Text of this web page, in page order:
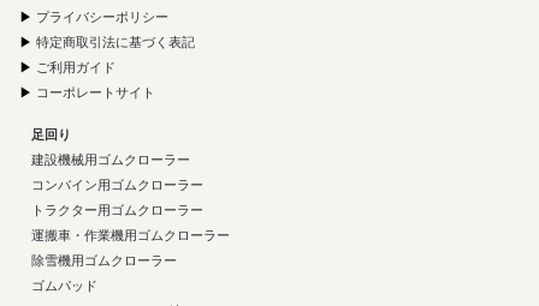
▶ プライバシーポリシー
▶ 特定商取引法に基づく表記
▶ ご利用ガイド
▶ コーポレートサイト
足回り
建設機械用ゴムクローラー
コンバイン用ゴムクローラー
トラクター用ゴムクローラー
運搬車・作業機用ゴムクローラー
除雪機用ゴムクローラー
ゴムパッド